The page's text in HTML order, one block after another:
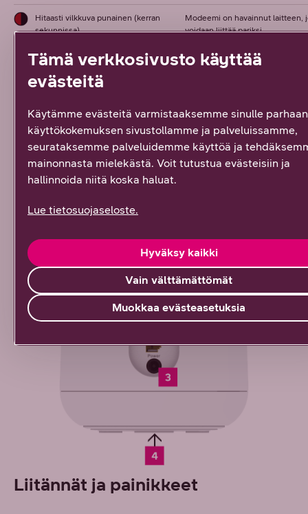
Hitaasti vilkkuva punainen (kerran
sekunnissa)
Modeemi on havainnut laitteen,
voidaan liittää pariksi
Nopeasti vilkkuva punainen (kahdesti
sekunnissa)
Modeemi muodostaa pariliitosta
Liitännät ja painikkeet
Tämä verkkosivusto käyttää
evästeitä
Käytämme evästeitä varmistaaksemme sinulle parhaan
käyttökokemuksen sivustollamme ja palveluissamme,
seurataksemme palveluidemme käyttöä ja
mainonnasta mielekästä. Voit tutustua evästeisiin ja
hallinnoida niitä koska haluat.
Lue tietosuojaseloste.
Vain välttämättömät
Hyväksy kaikki
Muokkaa evästeasetuksia